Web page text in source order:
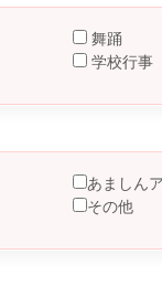
舞踊
学校行事
あましん
その他